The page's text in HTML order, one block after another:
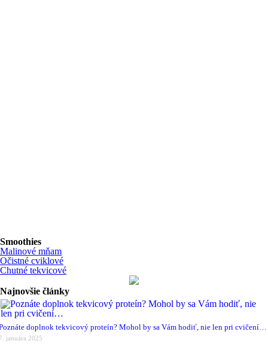
Smoothies
Malinové mňam
Očistné cviklové
Chutné tekvicové
Najnovšie články
doplnok tekvicový proteín? Mohol by sa Vám hodiť, nie len pri cvičení…
januára 2025